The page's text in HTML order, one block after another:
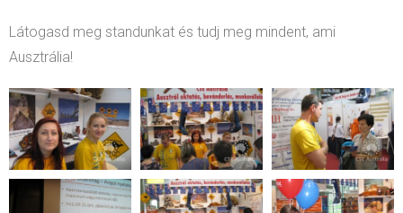
Látogasd meg standunkat és tudj meg mindent, ami
Ausztrália!